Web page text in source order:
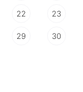
22 23
29 30